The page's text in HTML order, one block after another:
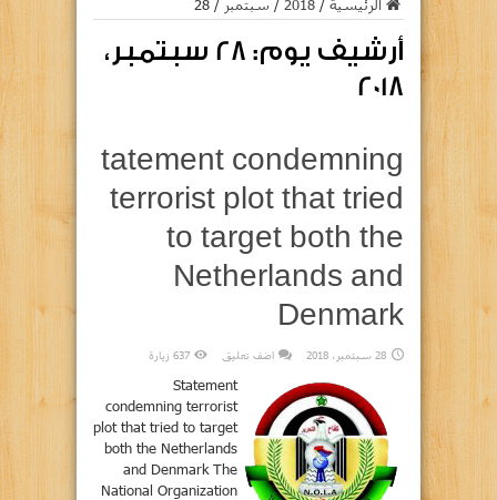
الرئيسية /
2018
/ سبتمبر /
28
أرشيف يوم:
28 سبتمبر،
2018
tatement condemning
terrorist plot that tried
to target both the
Netherlands and
Denmark
28 سبتمبر، 2018 اضف تعليق 637 زيارة
Statement
condemning terrorist
plot that tried to target
both the Netherlands
and Denmark The
National Organization